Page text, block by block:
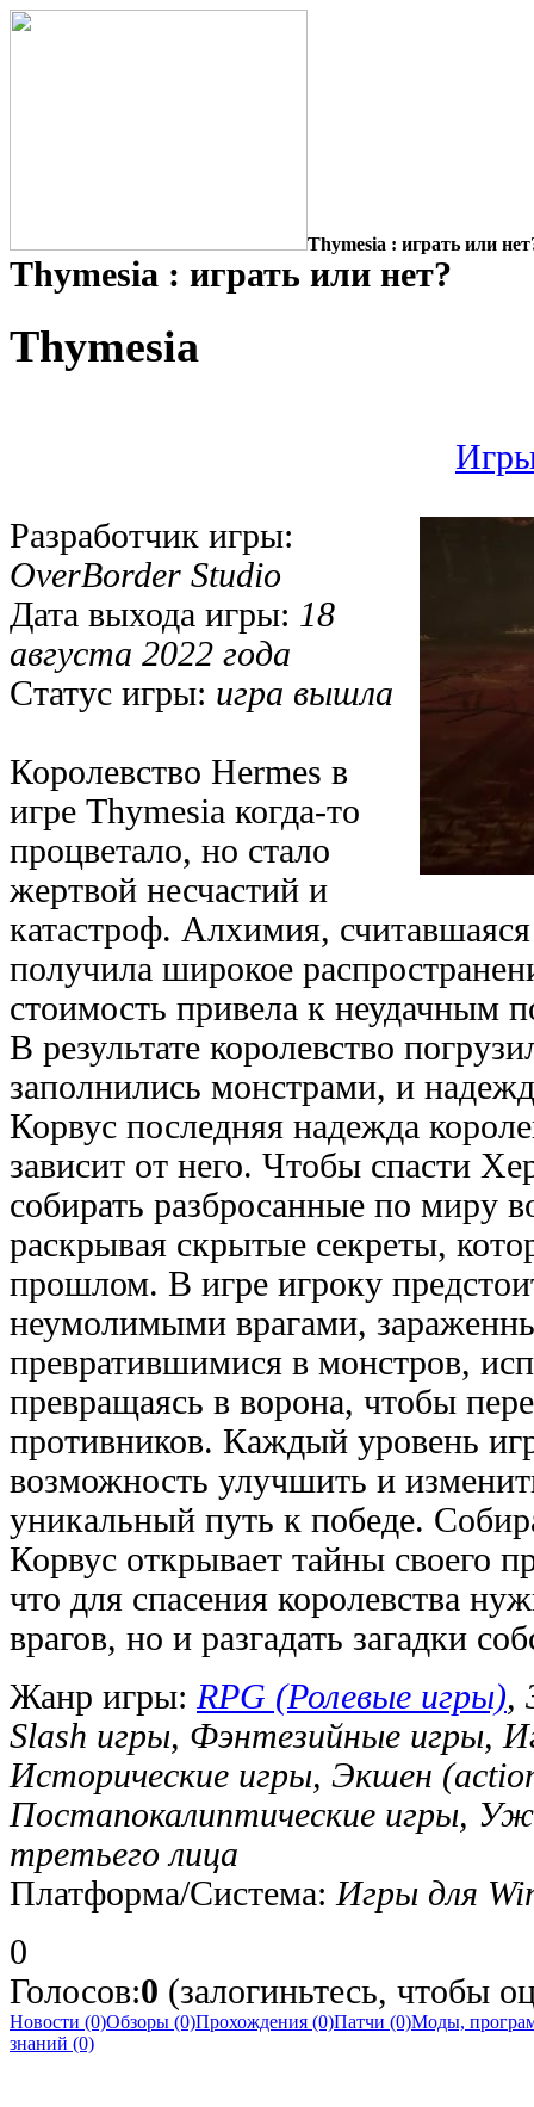
Thymesia : играть или
Thymesia : играть или нет?
Thymesia
Разработчик игры:
OverBorder Studio
Дата выхода игры: 18
августа 2022 года
Статус игры: игра вышла
Королевство Hermes в
игре Thymesia когда-то
процветало, но стало
жертвой несчастий и
катастроф. Алхимия,
получила широкое
стоимость привела к неудачным
В результате королевство
заполнились монстрами, и
Корвус последняя надежда
зависит от него. Чтобы спасти
собирать разбросанные по миру
раскрывая скрытые секреты,
прошлом. В игре игроку
неумолимыми врагами,
превратившимися в монстров,
превращаясь в ворона, чтобы
противников. Каждый уровень
возможность улучшить и
уникальный путь к победе.
Корвус открывает тайны своего
что для спасения королевства
врагов, но и разгадать загадки
Жанр игры: RPG (Ролевые игры),
Slash игры, Фэнтезийные игры,
Исторические игры, Экшен
Постапокалиптические игры,
третьего лица
Платформа/Система: Игры для
0
Голосов:0 (залогиньтесь, чтобы
Новости (0)Обзоры (0)Прохождения (0)Патчи (0)Моды,
знаний (0)